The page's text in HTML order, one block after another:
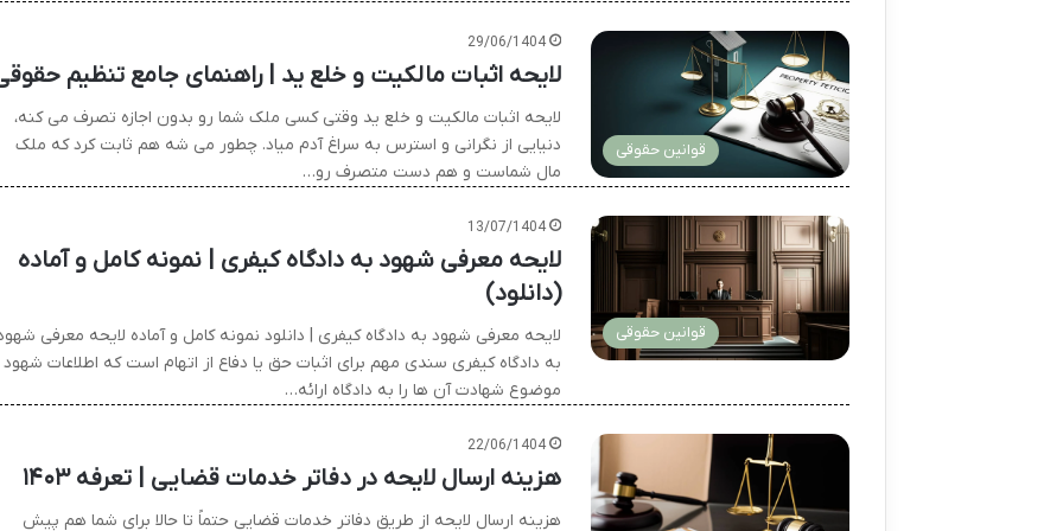
قوانین حقوقی
29/06/1404
لایحه اثبات مالکیت و خلع ید | راهنمای جامع تنظیم
لایحه اثبات مالکیت و خلع ید وقتی کسی ملک شما رو بدون اجازه تصرف می کنه،
دنیایی از نگرانی و استرس به سراغ آدم میاد. چطور می شه هم ثابت کرد که ملک
مال شماست و هم دست متصرف رو…
قوانین حقوقی
13/07/1404
لایحه معرفی شهود به دادگاه کیفری | نمونه کامل و آماده
(دانلود)
لایحه معرفی شهود به دادگاه کیفری | دانلود نمونه کامل و آماده لایحه معرفی
به دادگاه کیفری سندی مهم برای اثبات حق یا دفاع از اتهام است که اطلاعات
موضوع شهادت آن ها را به دادگاه ارائه…
22/06/1404
هزینه ارسال لایحه در دفاتر خدمات قضایی | تعرفه ۱۴۰۳
هزینه ارسال لایحه از طریق دفاتر خدمات قضایی حتماً تا حالا برای شما هم پیش